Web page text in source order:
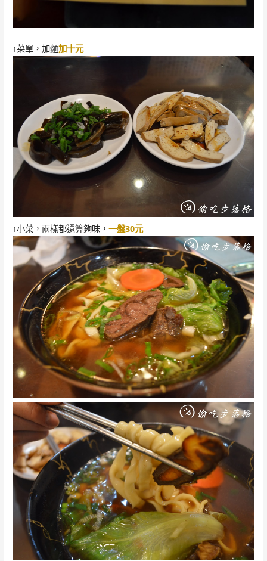
↑菜單，加麵加十元
↑小菜，兩樣都還算夠味， 一盤30元